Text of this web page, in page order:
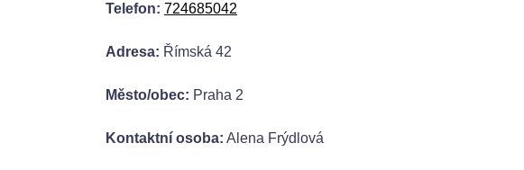
Telefon: 724685042
Adresa: Římská 42
Město/obec: Praha 2
Kontaktní osoba: Alena Frýdlová